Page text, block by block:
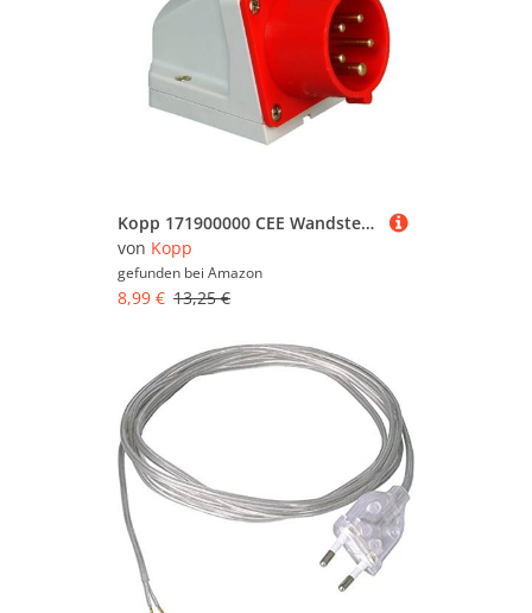
Kopp 171900000 CEE Wandstecker, 5-polig, 32 A, 400 V, rot
von Kopp
gefunden bei Amazon
8,99 € 13,25 €